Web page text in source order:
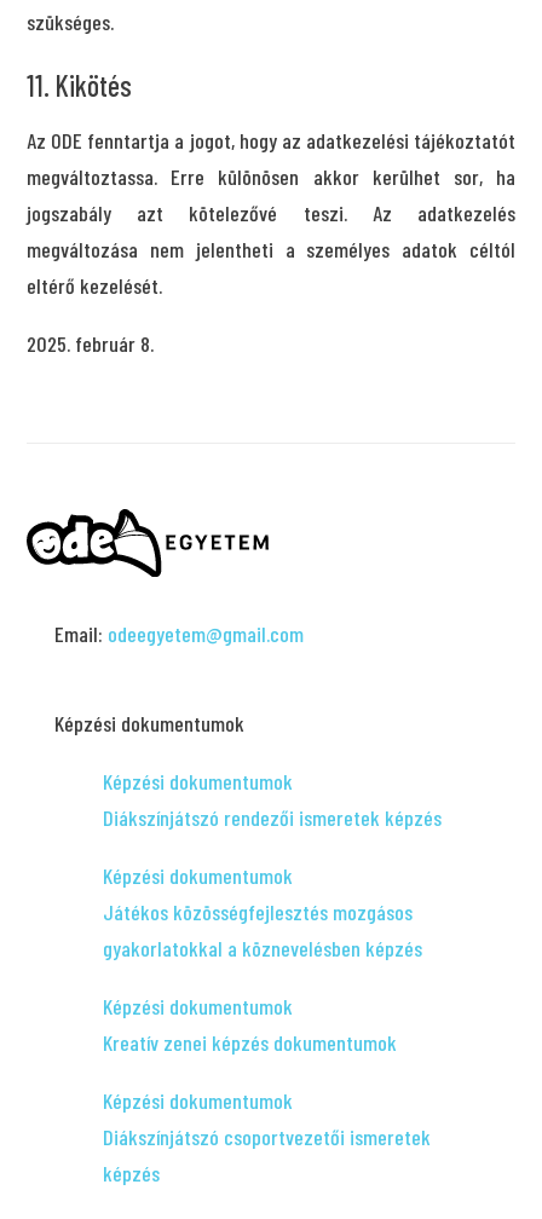
szükséges.
11. Kikötés
Az ODE fenntartja a jogot, hogy az adatkezelési tájékoztatót
megváltoztassa. Erre különösen akkor kerülhet sor, ha
jogszabály azt kötelezővé teszi. Az adatkezelés
megváltozása nem jelentheti a személyes adatok céltól
eltérő kezelését.
2025. február 8.
Email: odeegyetem@gmail.com
Képzési dokumentumok
Képzési dokumentumok
Diákszínjátszó rendezői ismeretek képzés
Képzési dokumentumok
Játékos közösségfejlesztés mozgásos
gyakorlatokkal a köznevelésben képzés
Képzési dokumentumok
Kreatív zenei képzés dokumentumok
Képzési dokumentumok
Diákszínjátszó csoportvezetői ismeretek
képzés